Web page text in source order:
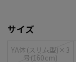
サイズ
YA体(スリム型)×3
号(160cm)